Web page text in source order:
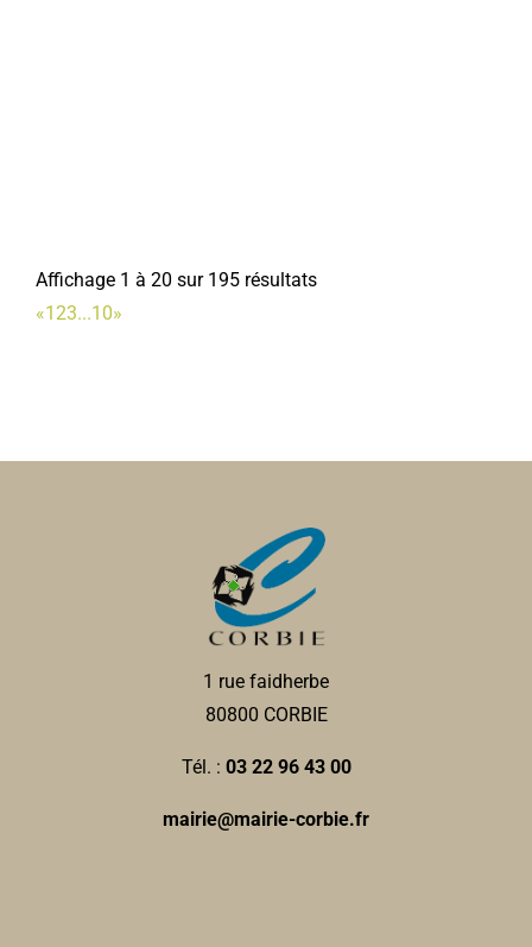
Affichage 1 à 20 sur 195 résultats
«123...10»
1 rue faidherbe
80800 CORBIE
Tél. : 03 22 96 43 00
mairie@mairie-corbie.fr